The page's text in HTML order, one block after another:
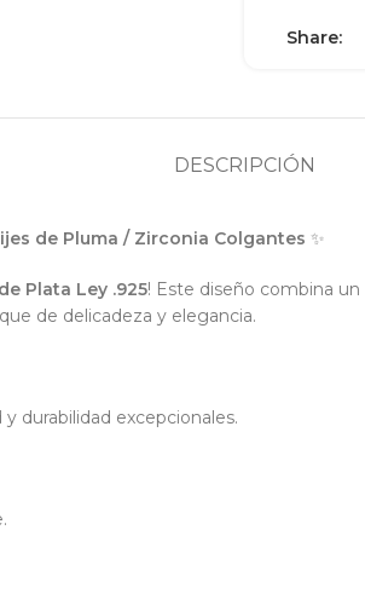
Share:
DESCRIPCIÓN
de Pluma / Zirconia Colgantes ✨
Plata Ley .925! Este diseño combina un
de delicadeza y elegancia.
durabilidad excepcionales.